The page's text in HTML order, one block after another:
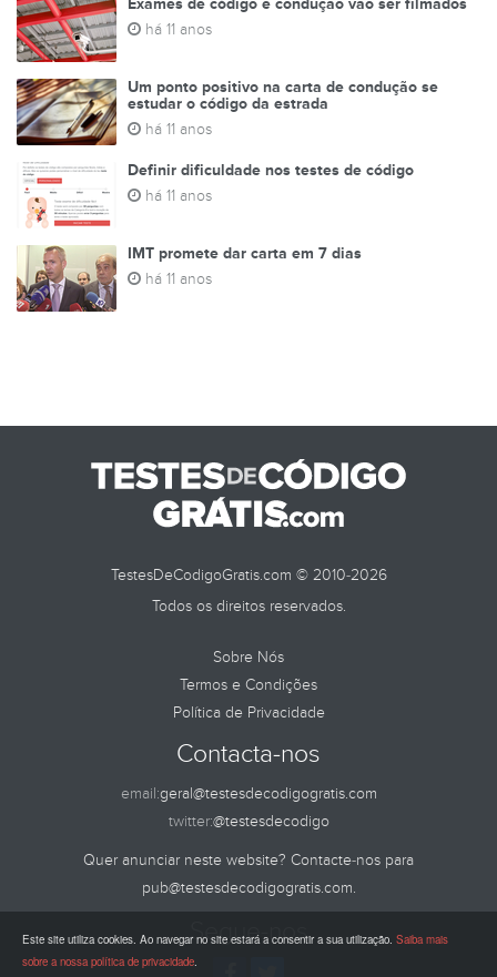
Exames de código e condução vão ser filmados
há 11 anos
Um ponto positivo na carta de condução se
estudar o código da estrada
há 11 anos
Definir dificuldade nos testes de código
há 11 anos
IMT promete dar carta em 7 dias
há 11 anos
TestesDeCodigoGratis.com © 2010-2026
Todos os direitos reservados.
Sobre Nós
Termos e Condições
Política de Privacidade
Contacta-nos
email:geral@testesdecodigogratis.com
twitter:@testesdecodigo
Quer anunciar neste website? Contacte-nos para
pub@testesdecodigogratis.com.
Segue-nos
Este site utiliza cookies. Ao navegar no site estará a consentir a sua utilização. Saiba mais
sobre a nossa política de privacidade.